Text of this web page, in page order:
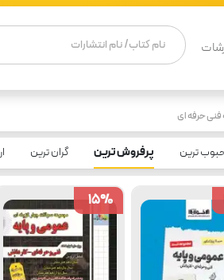
حرفه ای
ترین پرفروش ترین گران ترین
15%
15%